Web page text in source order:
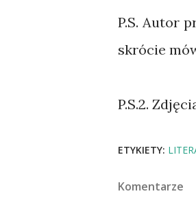
P.S. Autor
skrócie
P.S.2.
ETYKIETY:
Komentarze